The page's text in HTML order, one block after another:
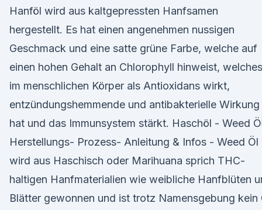
Hanföl wird aus kaltgepressten Hanfsamen
hergestellt. Es hat einen angenehmen nussigen
Geschmack und eine satte grüne Farbe, welche auf
einen hohen Gehalt an Chlorophyll hinweist, welches
im menschlichen Körper als Antioxidans wirkt,
entzündungshemmende und antibakterielle Wirkung
hat und das Immunsystem stärkt. Haschöl - Weed
Herstellungs- Prozess- Anleitung & Infos - Weed Öl
wird aus Haschisch oder Marihuana sprich THC-
haltigen Hanfmaterialien wie weibliche Hanfblüten
Blätter gewonnen und ist trotz Namensgebung kein